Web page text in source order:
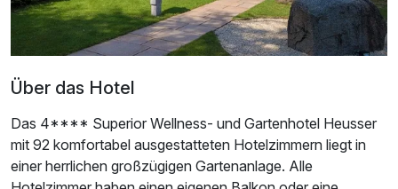
Ausstattung
Über das Hotel
Das 4**** Superior Wellness- und Gartenhotel Heusser
mit 92 komfortabel ausgestatteten Hotelzimmern liegt in
einer herrlichen großzügigen Gartenanlage. Alle